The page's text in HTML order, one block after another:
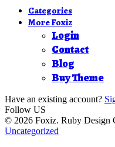
Categories
More Foxiz
Login
Contact
Blog
Buy Theme
Have an existing account?
Follow US
© 2026 Foxiz. Ruby Design
Uncategorized